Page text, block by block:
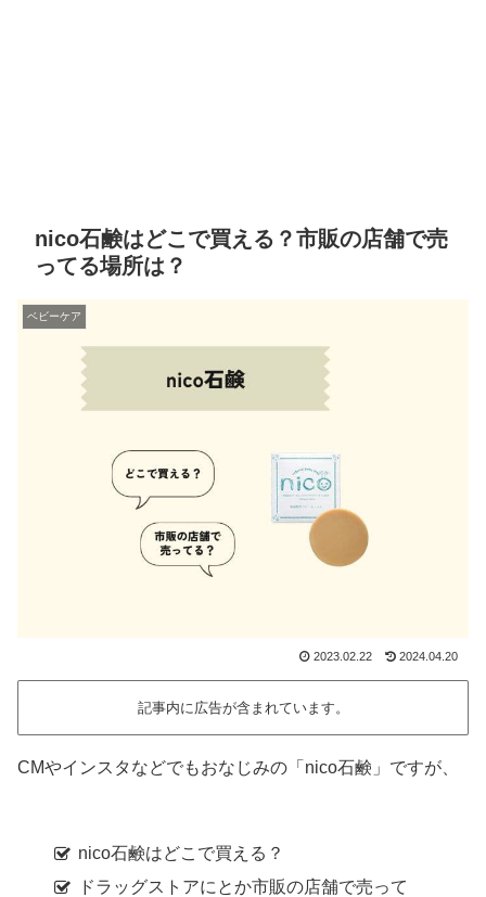
nico石鹸はどこで買える？市販の店舗で売
ってる場所は？
ベビーケア
2023.02.22 2024.04.20
記事内に広告が含まれています。
CMやインスタなどでもおなじみの「nico石鹸」ですが、
nico石鹸はどこで買える？
ドラッグストアにとか市販の店舗で売って